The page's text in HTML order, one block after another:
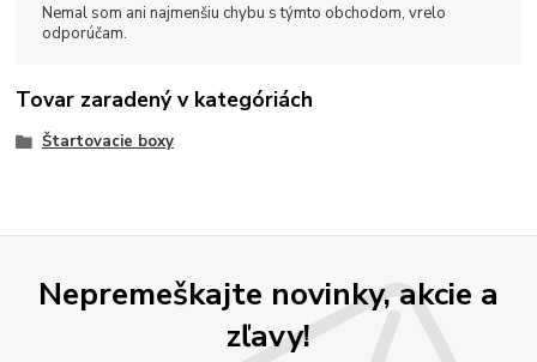
Nemal som ani najmenšiu chybu s týmto obchodom, vrelo
odporúčam.
Tovar zaradený v kategóriách
Štartovacie boxy
Nepremeškajte novinky, akcie a
zľavy!